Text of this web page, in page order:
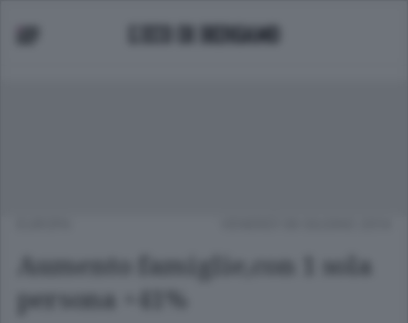
Aumento famiglie,con 1 sola
persona +41%